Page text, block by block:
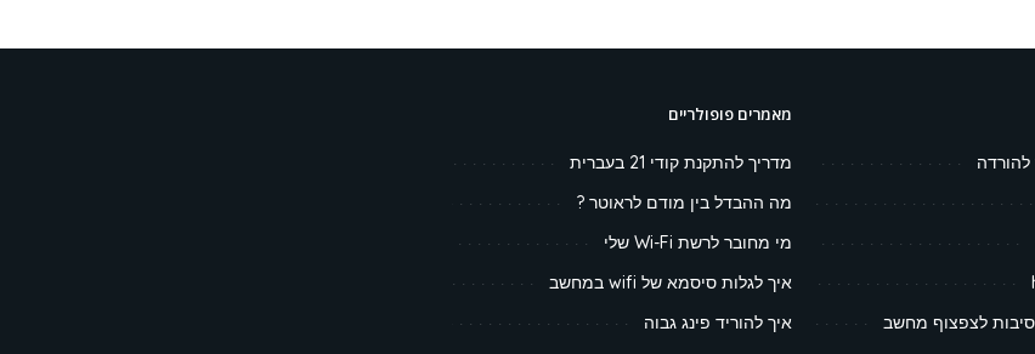
להורדה
לצפצוף מחשב
מאמרים פופולריים
מדריך להתקנת קודי 21 בעברית
מה ההבדל בין מודם לראוטר ?
מי מחובר לרשת Wi-Fi שלי
איך לגלות סיסמא של wifi במחשב
איך להוריד פינג גבוה